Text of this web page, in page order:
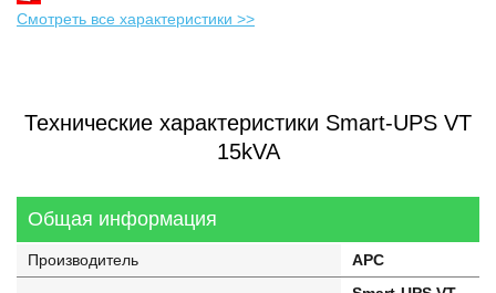
Смотреть все характеристики >>
Технические характеристики Smart-UPS VT
15kVA
Общая информация
Производитель APC